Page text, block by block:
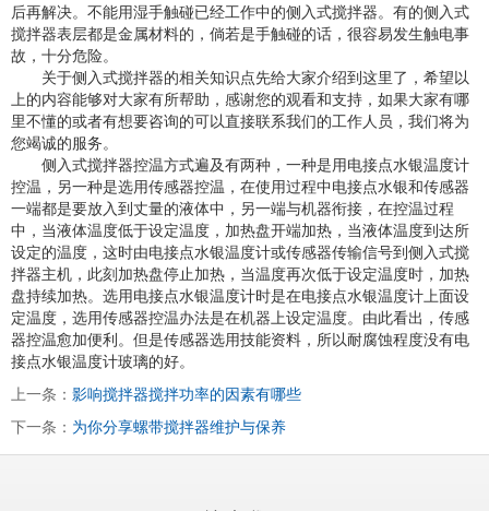
后再解决。不能用湿手触碰已经工作中的侧入式搅拌器。有的侧入式
搅拌器表层都是金属材料的，倘若是手触碰的话，很容易发生触电事
故，十分危险。
关于侧入式搅拌器的相关知识点先给大家介绍到这里了，希望以
上的内容能够对大家有所帮助，感谢您的观看和支持，如果大家有哪
里不懂的或者有想要咨询的可以直接联系我们的工作人员，我们将为
您竭诚的服务。
侧入式搅拌器控温方式遍及有两种，一种是用电接点水银温度计
控温，另一种是选用传感器控温，在使用过程中电接点水银和传感器
一端都是要放入到丈量的液体中，另一端与机器衔接，在控温过程
中，当液体温度低于设定温度，加热盘开端加热，当液体温度到达所
设定的温度，这时由电接点水银温度计或传感器传输信号到侧入式搅
拌器主机，此刻加热盘停止加热，当温度再次低于设定温度时，加热
盘持续加热。选用电接点水银温度计时是在电接点水银温度计上面设
定温度，选用传感器控温办法是在机器上设定温度。由此看出，传感
器控温愈加便利。但是传感器选用技能资料，所以耐腐蚀程度没有电
接点水银温度计玻璃的好。
上一条： 影响搅拌器搅拌功率的因素有哪些
下一条： 为你分享螺带搅拌器维护与保养